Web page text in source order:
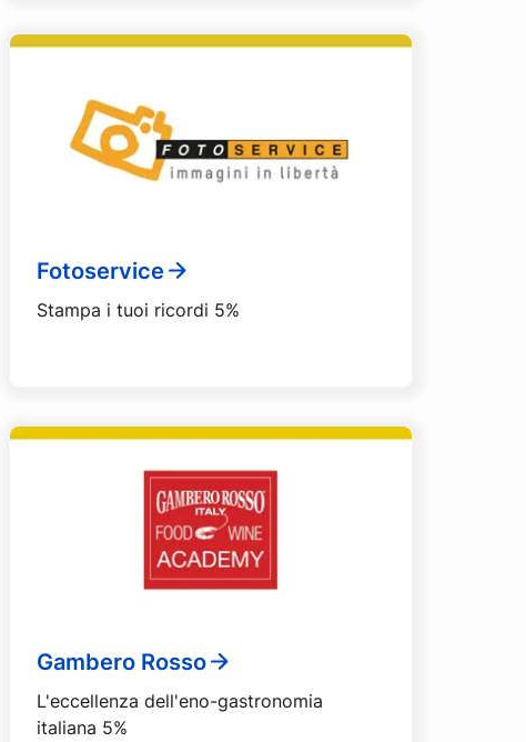
Fotoservice
Stampa i tuoi ricordi 5%
Gambero Rosso
L'eccellenza dell'eno-gastronomia
italiana 5%